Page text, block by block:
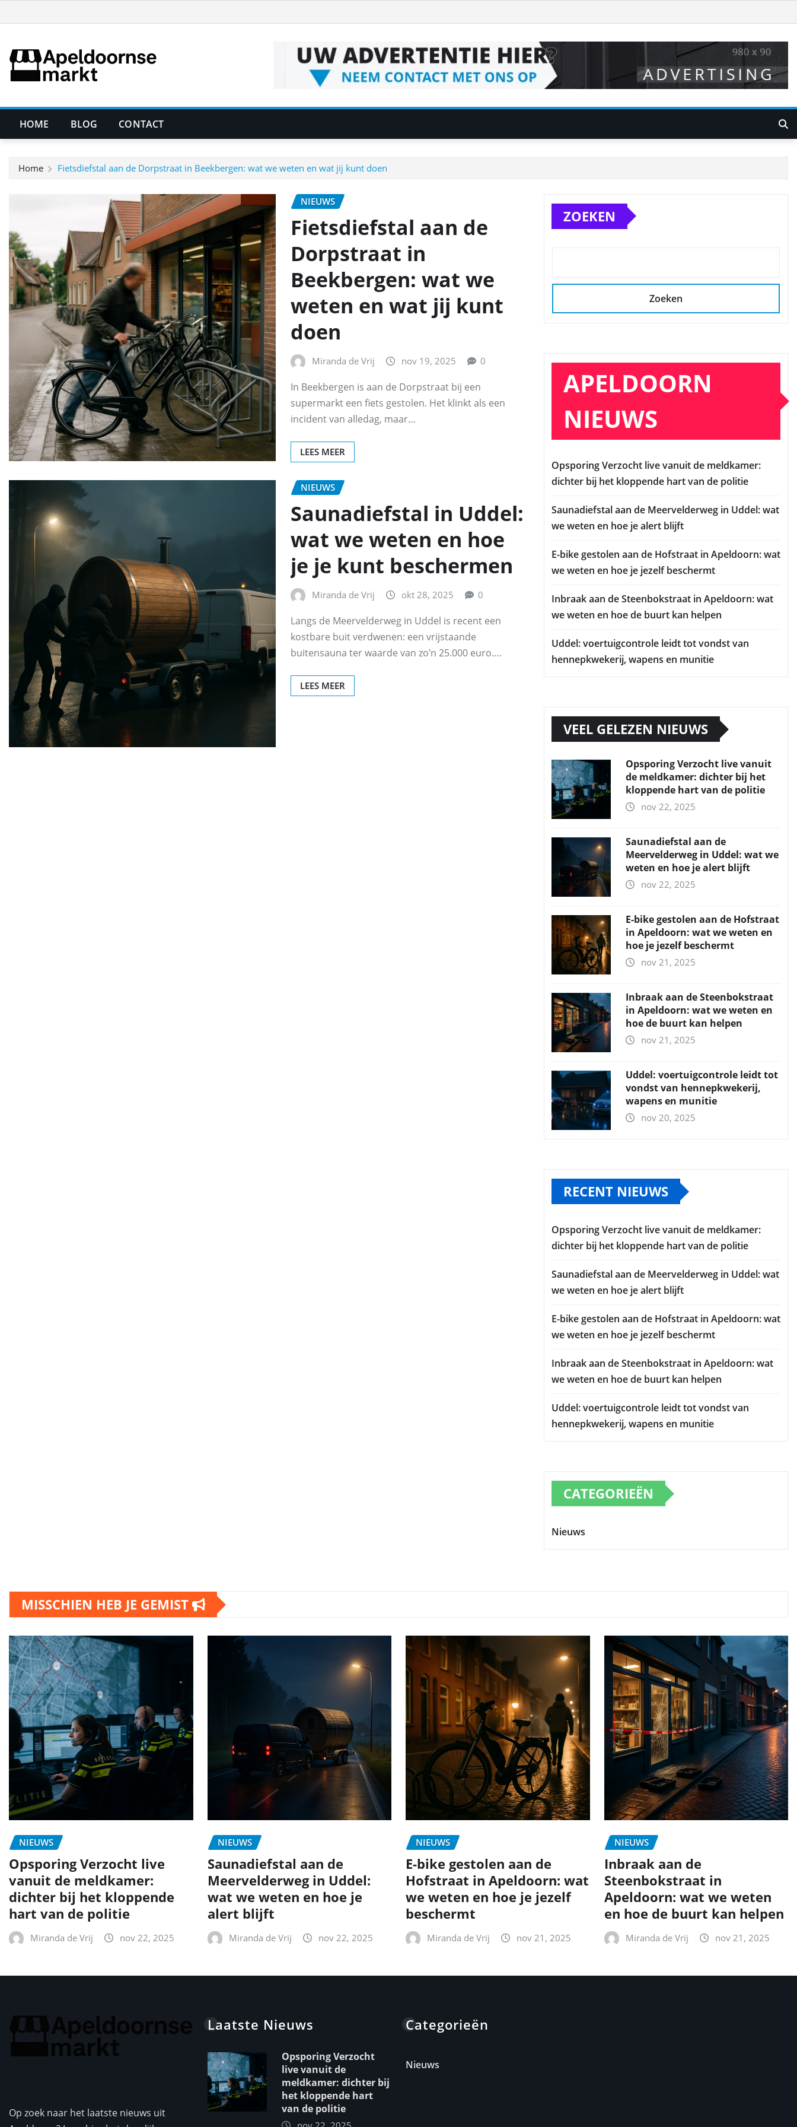
naar
inhoud
HOME BLOG CONTACT
Home Fietsdiefstal aan de Dorpstraat in Beekbergen: wat we weten en wat jij kunt doen
NIEUWS
Fietsdiefstal aan de
Dorpstraat in
Beekbergen: wat we
weten en wat jij kunt
doen
Miranda de Vrij nov 19, 2025 0
In Beekbergen is aan de Dorpstraat bij een
supermarkt een fiets gestolen. Het klinkt als een
incident van alledag, maar…
LEES MEER
NIEUWS
Saunadiefstal in Uddel:
wat we weten en hoe
je je kunt beschermen
Miranda de Vrij okt 28, 2025 0
Langs de Meervelderweg in Uddel is recent een
kostbare buit verdwenen: een vrijstaande
buitensauna ter waarde van zo’n 25.000 euro.…
LEES MEER
ZOEKEN
Zoeken
APELDOORN
NIEUWS
Opsporing Verzocht live vanuit de meldkamer:
dichter bij het kloppende hart van de politie
Saunadiefstal aan de Meervelderweg in Uddel: wat
we weten en hoe je alert blijft
E-bike gestolen aan de Hofstraat in Apeldoorn: wat
we weten en hoe je jezelf beschermt
Inbraak aan de Steenbokstraat in Apeldoorn: wat
we weten en hoe de buurt kan helpen
Uddel: voertuigcontrole leidt tot vondst van
hennepkwekerij, wapens en munitie
VEEL GELEZEN NIEUWS
Opsporing Verzocht live vanuit
de meldkamer: dichter bij het
kloppende hart van de politie
nov 22, 2025
Saunadiefstal aan de
Meervelderweg in Uddel: wat we
weten en hoe je alert blijft
nov 22, 2025
E-bike gestolen aan de Hofstraat
in Apeldoorn: wat we weten en
hoe je jezelf beschermt
nov 21, 2025
Inbraak aan de Steenbokstraat
in Apeldoorn: wat we weten en
hoe de buurt kan helpen
nov 21, 2025
Uddel: voertuigcontrole leidt tot
vondst van hennepkwekerij,
wapens en munitie
nov 20, 2025
RECENT NIEUWS
Opsporing Verzocht live vanuit de meldkamer:
dichter bij het kloppende hart van de politie
Saunadiefstal aan de Meervelderweg in Uddel: wat
we weten en hoe je alert blijft
E-bike gestolen aan de Hofstraat in Apeldoorn: wat
we weten en hoe je jezelf beschermt
Inbraak aan de Steenbokstraat in Apeldoorn: wat
we weten en hoe de buurt kan helpen
Uddel: voertuigcontrole leidt tot vondst van
hennepkwekerij, wapens en munitie
CATEGORIEËN
Nieuws
MISSCHIEN HEB JE GEMIST
NIEUWS
Opsporing Verzocht live
vanuit de meldkamer:
dichter bij het kloppende
hart van de politie
Miranda de Vrij nov 22, 2025
NIEUWS
Saunadiefstal aan de
Meervelderweg in Uddel:
wat we weten en hoe je
alert blijft
Miranda de Vrij nov 22, 2025
NIEUWS
E-bike gestolen aan de
Hofstraat in Apeldoorn: wat
we weten en hoe je jezelf
beschermt
Miranda de Vrij nov 21, 2025
NIEUWS
Inbraak aan de
Steenbokstraat in
Apeldoorn: wat we weten
en hoe de buurt kan helpen
Miranda de Vrij nov 21, 2025
Op zoek naar het laatste nieuws uit
Laatste Nieuws
Opsporing Verzocht
live vanuit de
meldkamer: dichter bij
het kloppende hart
van de politie
Categorieën
Nieuws